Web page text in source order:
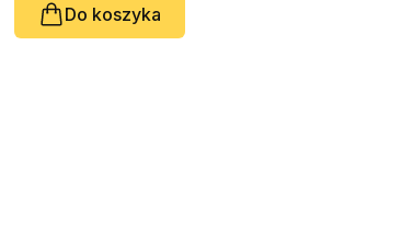
Do koszyka